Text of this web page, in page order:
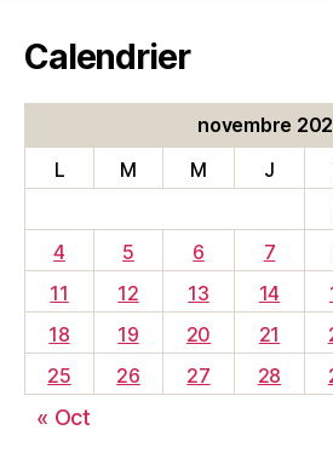
Calendrier
novembre
L
M M J
4
5 6 7
11
12 13 14
18
19 20 21
25
26 27 28
« Oct